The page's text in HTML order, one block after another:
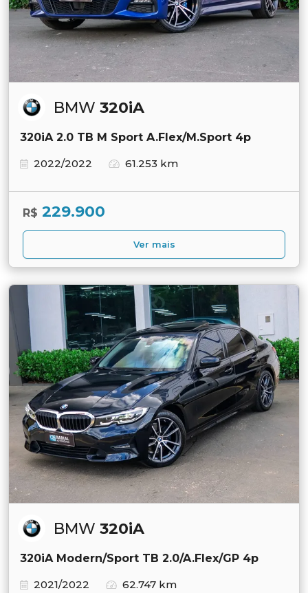
BMW 320iA
320iA 2.0 TB M Sport A.Flex/M.Sport 4p
2022/2022
61.253 km
R$ 229.900
Ver mais
BMW 320iA
320iA Modern/Sport TB 2.0/A.Flex/GP 4p
2021/2022
62.747 km